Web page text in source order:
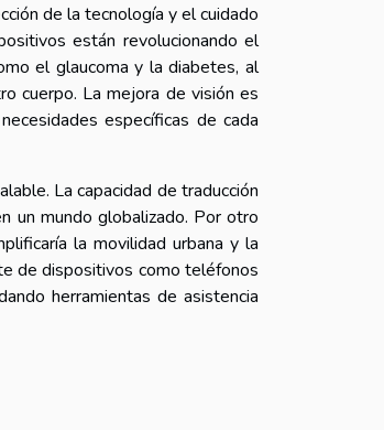
de la tecnología y el cuidado
están revolucionando el
el glaucoma y la diabetes, al
cuerpo. La mejora de visión es
específicas de cada
La capacidad de traducción
un mundo globalizado. Por otro
la movilidad urbana y la
de dispositivos como teléfonos
herramientas de asistencia